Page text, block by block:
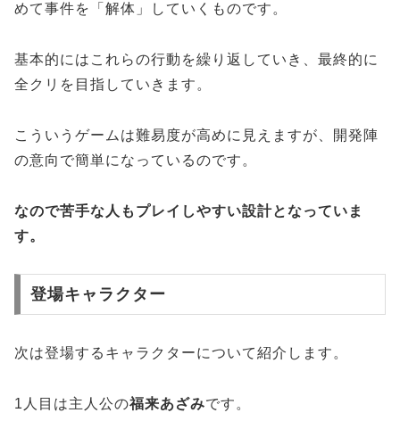
めて事件を「解体」していくものです。
基本的にはこれらの行動を繰り返していき、最終的に
全クリを目指していきます。
こういうゲームは難易度が高めに見えますが、開発陣
の意向で簡単になっているのです。
なので苦手な人もプレイしやすい設計となっていま
す。
登場キャラクター
次は登場するキャラクターについて紹介します。
1人目は主人公の福来あざみです。